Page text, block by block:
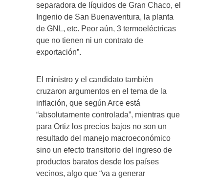
separadora de líquidos de Gran Chaco, el
Ingenio de San Buenaventura, la planta
de GNL, etc. Peor aún, 3 termoeléctricas
que no tienen ni un contrato de
exportación”.
El ministro y el candidato también
cruzaron argumentos en el tema de la
inflación, que según Arce está
“absolutamente controlada”, mientras que
para Ortiz los precios bajos no son un
resultado del manejo macroeconómico
sino un efecto transitorio del ingreso de
productos baratos desde los países
vecinos, algo que “va a generar